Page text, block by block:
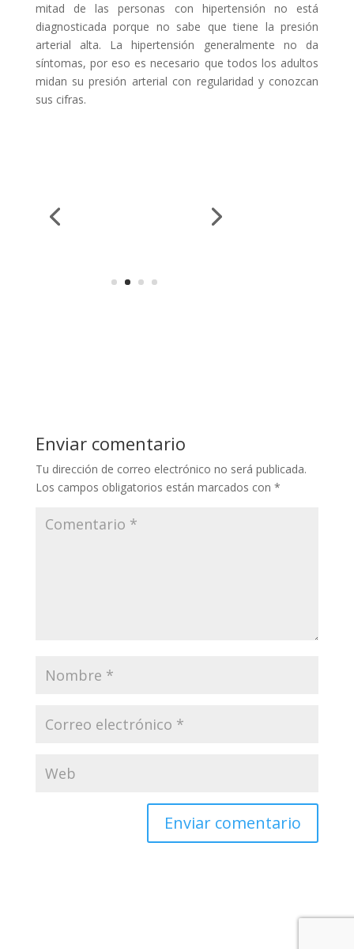
mitad de las personas con hipertensión no está
diagnosticada porque no sabe que tiene la presión
arterial alta. La hipertensión generalmente no da
síntomas, por eso es necesario que todos los adultos
midan su presión arterial con regularidad y conozcan
sus cifras.
Enviar comentario